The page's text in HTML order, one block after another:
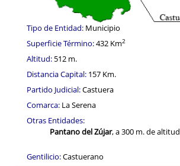
Corporación
Correo-e gratis
Códigos para FACe
Tipo de Entidad: Municipio
Superficie Término:432 Km2
Altitud: 512 m.
Distancia Capital: 157 Km.
Partido Judicial:Castuera
Comarca: La Serena
Otras Entidades:
Pantano del Zújar, a 300 m. de altitud
Gentilicio:Castuerano